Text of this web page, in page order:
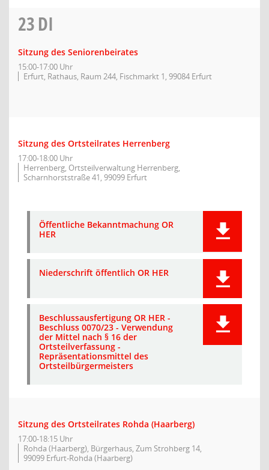
23DI
Sitzung des Seniorenbeirates
15:00-17:00 Uhr
Erfurt, Rathaus, Raum 244, Fischmarkt 1, 99084 Erfurt
Sitzung des Ortsteilrates Herrenberg
17:00-18:00 Uhr
Herrenberg, Ortsteilverwaltung Herrenberg,
Scharnhorststraße 41, 99099 Erfurt
Öffentliche Bekanntmachung OR
HER
Niederschrift öffentlich OR HER
Beschlussausfertigung OR HER -
Beschluss 0070/23 - Verwendung
der Mittel nach § 16 der
Ortsteilverfassung -
Repräsentationsmittel des
Ortsteilbürgermeisters
Sitzung des Ortsteilrates Rohda (Haarberg)
17:00-18:15 Uhr
Rohda (Haarberg), Bürgerhaus, Zum Strohberg 14,
99099 Erfurt-Rohda (Haarberg)